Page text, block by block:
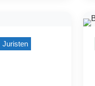
Juristen